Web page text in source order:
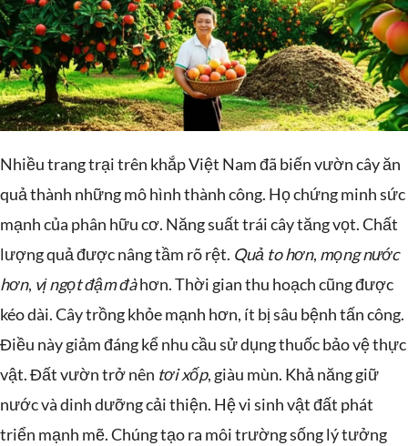
Nhiều trang trại trên khắp Việt Nam đã biến vườn cây ăn
quả thành những mô hình thành công. Họ chứng minh sức
mạnh của phân hữu cơ. Năng suất trái cây tăng vọt. Chất
lượng quả được nâng tầm rõ rệt. Quả to hơn, mọng nước
hơn, vị ngọt đậm đàhơn. Thời gian thu hoạch cũng được
kéo dài. Cây trồng khỏe mạnh hơn, ít bị sâu bệnh tấn công.
Điều này giảm đáng kể nhu cầu sử dụng thuốc bảo vệ thực
vật. Đất vườn trở nên tơi xốp, giàu mùn. Khả năng giữ
nước và dinh dưỡng cải thiện. Hệ vi sinh vật đất phát
triển mạnh mẽ. Chúng tạo ra môi trường sống lý tưởng